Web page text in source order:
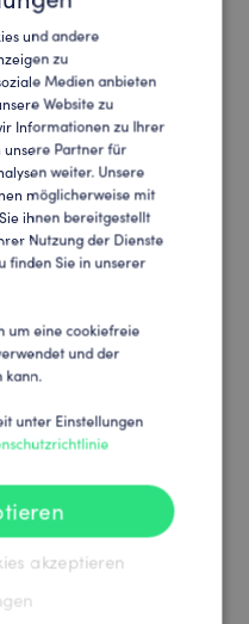
Ihren Sales-
mit Ihrer
kreieren Sie
und maximieren
ROI.
GERMAN
und andere
zu
Medien anbieten
Website zu
Informationen zu Ihrer
unsere Partner für
weiter. Unsere
möglicherweise mit
ihnen bereitgestellt
Nutzung der Dienste
finden Sie in unserer
um eine cookiefreie
und der
kann.
unter Einstellungen
akzeptieren